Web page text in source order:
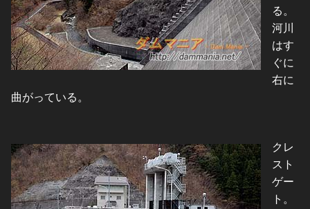
る。
河川
はす
ぐに
右に
曲がっている。
クレ
スト
ゲー
ト。